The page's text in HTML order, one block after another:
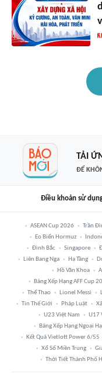
TẢI
ĐỂ
Điều khoản sử
ASEAN Cup 2026 Trần
Eo Biển Hormuz
Đình Bắc
Singapore
Liên Bang Nga
Hạ Tầng
Hồ Văn Khoa
Bảng Xếp Hạng AFF Cup
Thể Thao
Lionel Messi
Tin Thế Giới
Pháp Luật
U23 Việt Nam
U17
Bảng Xếp Hạng Ngoại
Kết Quả Vietlott Power 6/55
Xổ Số Miền Trung
Thời Tiết Thành Phố